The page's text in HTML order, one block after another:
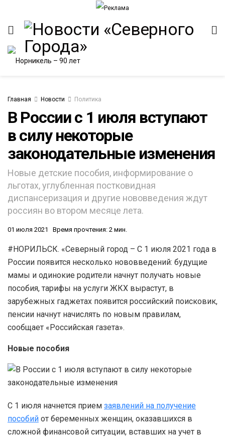
Главная Новости Политика
В России с 1 июля вступают
в силу некоторые
законодательные изменения
Новые детские пособия, информирование о
льготах, углубленная постковидная
диспансеризация и другие нововведения ждут
россиян во втором месяце лета.
01 июля 2021 Время прочтения: 2 мин.
#НОРИЛЬСК. «Северный город – С 1 июля 2021 года в
России появится несколько нововведений: будущие
мамы и одинокие родители начнут получать новые
пособия, тарифы на услуги ЖКХ вырастут, в
зарубежных гаджетах появится российский поисковик,
пенсии начнут начислять по новым правилам,
сообщает «Российская газета».
Новые пособия
С 1 июля начнется прием заявлений на получение
пособий от беременных женщин, оказавшихся в
сложной финансовой ситуации, вставших на учет в